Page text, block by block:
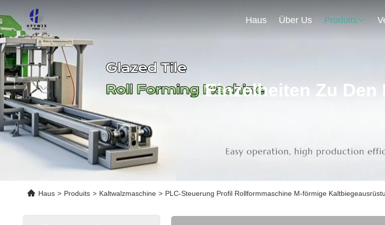
Haus Über Us Produits
Einzelheiten Zu Den
Haus > Produits > Kaltwalzmaschine > PLC-Steuerung Profil Rollformmaschine M-förmige